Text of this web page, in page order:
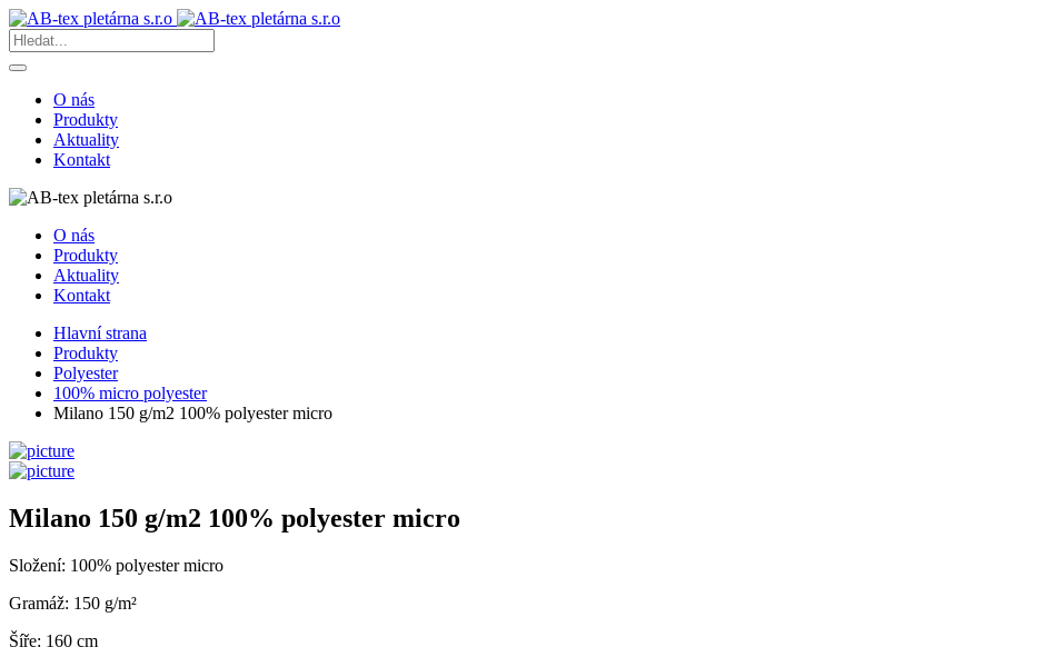
O nás
Produkty
Aktuality
Kontakt
O nás
Produkty
Aktuality
Kontakt
Hlavní strana
Produkty
Polyester
100% micro polyester
Milano 150 g/m2 100% polyester micro
Milano 150 g/m2 100% polyester micro
Složení: 100% polyester micro
Gramáž: 150 g/m²
Šíře: 160 cm